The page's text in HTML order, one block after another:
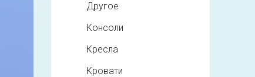
Другое
Консоли
Кресла
Кровати